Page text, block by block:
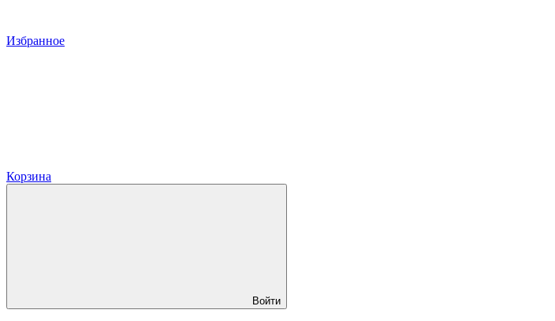
Избранное
Корзина
Войти